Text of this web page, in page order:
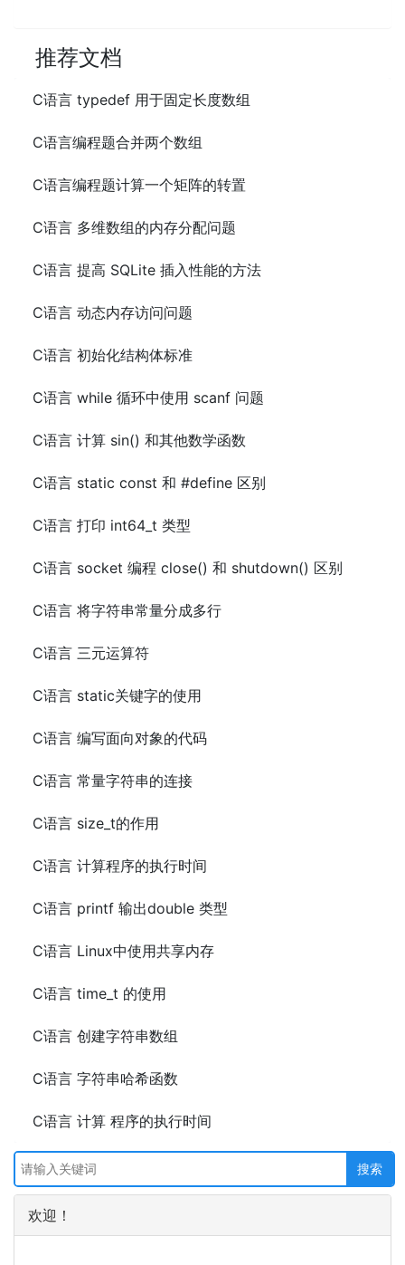
推荐文档
C语言 typedef 用于固定长度数组
C语言编程题合并两个数组
C语言编程题计算一个矩阵的转置
C语言 多维数组的内存分配问题
C语言 提高 SQLite 插入性能的方法
C语言 动态内存访问问题
C语言 初始化结构体标准
C语言 while 循环中使用 scanf 问题
C语言 计算 sin() 和其他数学函数
C语言 static const 和 #define 区别
C语言 打印 int64_t 类型
C语言 socket 编程 close() 和 shutdown() 区别
C语言 将字符串常量分成多行
C语言 三元运算符
C语言 static关键字的使用
C语言 编写面向对象的代码
C语言 常量字符串的连接
C语言 size_t的作用
C语言 计算程序的执行时间
C语言 printf 输出double 类型
C语言 Linux中使用共享内存
C语言 time_t 的使用
C语言 创建字符串数组
C语言 字符串哈希函数
C语言 计算 程序的执行时间
欢迎！